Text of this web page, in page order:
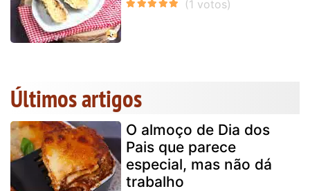
Últimos artigos
O almoço de Dia dos
Pais que parece
especial, mas não dá
trabalho